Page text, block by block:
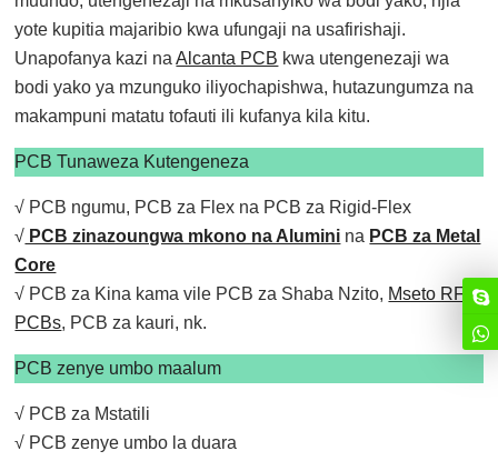
yote kupitia majaribio kwa ufungaji na usafirishaji.
Unapofanya kazi naAlcanta PCB kwa utengenezaji wa
bodi yako ya mzunguko iliyochapishwa, hutazungumza na
makampuni matatu tofauti ili kufanya kila kitu.
PCB Tunaweza Kutengeneza
√ PCB ngumu, PCB za Flex na PCB za Rigid-Flex
√ PCB zinazoungwa mkono na Alumini na PCB za Metal
Core
√ PCB za Kina kama vile PCB za Shaba Nzito, Mseto RF
PCBs, PCB za kauri, nk.
PCB zenye umbo maalum
√ PCB za Mstatili
√ PCB zenye umbo la duara